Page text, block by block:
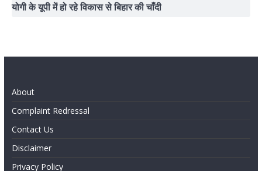
योगी के यूपी में हो रहे विकास से बिहार की चाँदी
About
Complaint Redressal
Contact Us
Disclaimer
Privacy Policy